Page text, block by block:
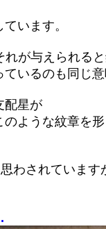
います。
が与えられる
いるのも同じ意
配星が
ような紋章を形
わされていま